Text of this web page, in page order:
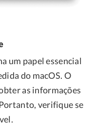
um papel essencial
do macOS. O
as informações
verifique se